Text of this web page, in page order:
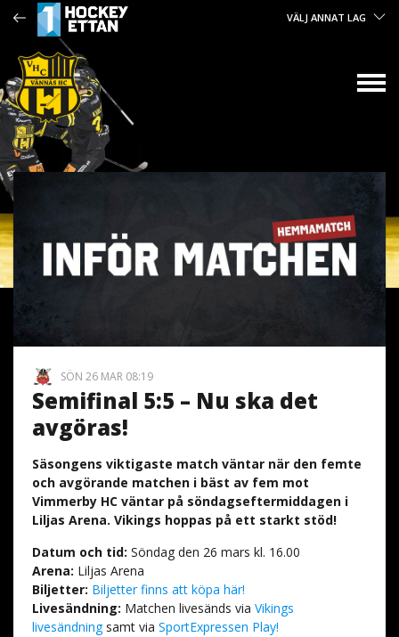
VÄLJ ANNAT LAG
SÖN 26 MAR 08:19
Semifinal 5:5 – Nu ska det
avgöras!
Säsongens viktigaste match väntar när den femte
och avgörande matchen i bäst av fem mot
Vimmerby HC väntar på söndagseftermiddagen i
Liljas Arena. Vikings hoppas på ett starkt stöd!
Datum och tid: Söndag den 26 mars kl. 16.00
Arena: Liljas Arena
Biljetter: Biljetter finns att köpa här!
Livesändning: Matchen livesänds via Vikings
livesändningsamt via SportExpressen Play!